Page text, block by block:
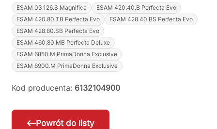
ESAM 03.126.S Magnifica
ESAM 420.40.B Perfecta Evo
ESAM 420.80.TB Perfecta Evo
ESAM 428.40.BS Perfecta Evo
ESAM 428.80.SB Perfecta Evo
ESAM 460.80.MB Perfecta Deluxe
ESAM 6850.M PrimaDonna Exclusive
ESAM 6900.M PrimaDonna Exclusive
Kod producenta: 6132104900
Powrót do listy